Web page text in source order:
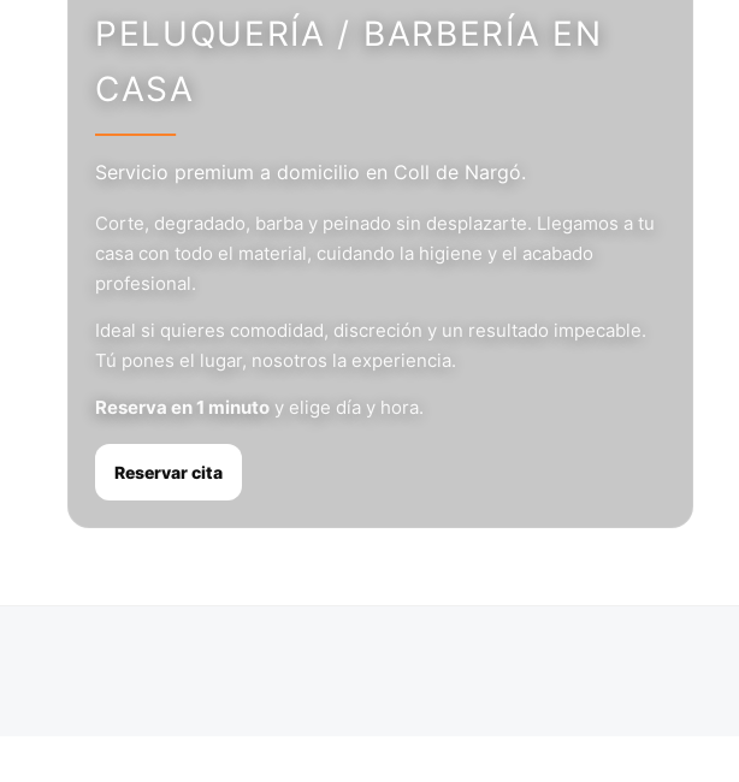
PELUQUERÍA / BARBERÍA EN
CASA
Servicio premium a domicilio en Coll de Nargó.
Corte, degradado, barba y peinado sin desplazarte. Llegamos a tu
casa con todo el material, cuidando la higiene y el acabado
profesional.
Ideal si quieres comodidad, discreción y un resultado impecable.
Tú pones el lugar, nosotros la experiencia.
Reserva en 1 minuto y elige día y hora.
Reservar cita